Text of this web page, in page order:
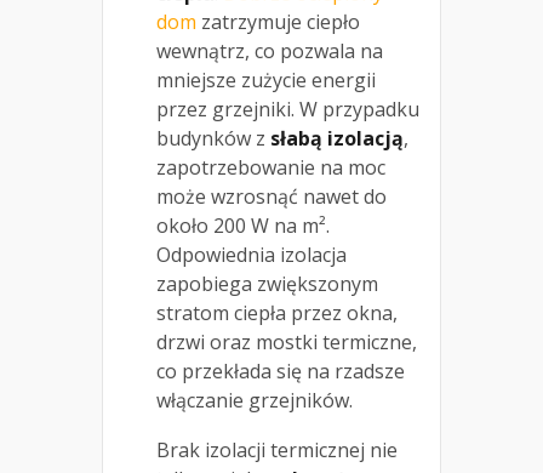
dom zatrzymuje ciepło
wewnątrz, co pozwala na
mniejsze zużycie energii
przez grzejniki. W przypadku
budynków z słabą izolacją,
zapotrzebowanie na moc
może wzrosnąć nawet do
około 200 W na m².
Odpowiednia izolacja
zapobiega zwiększonym
stratom ciepła przez okna,
drzwi oraz mostki termiczne,
co przekłada się na rzadsze
włączanie grzejników.
Brak izolacji termicznej nie